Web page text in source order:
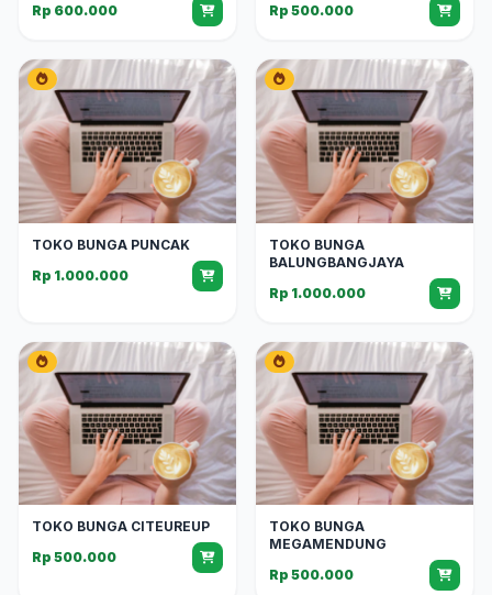
Rp 600.000
Rp 500.000
TOKO BUNGA PUNCAK
Rp 1.000.000
TOKO BUNGA
BALUNGBANGJAYA
Rp 1.000.000
TOKO BUNGA CITEUREUP
Rp 500.000
TOKO BUNGA
MEGAMENDUNG
Rp 500.000